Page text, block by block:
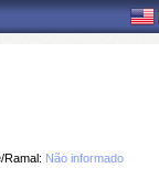
Ramal: Não informado